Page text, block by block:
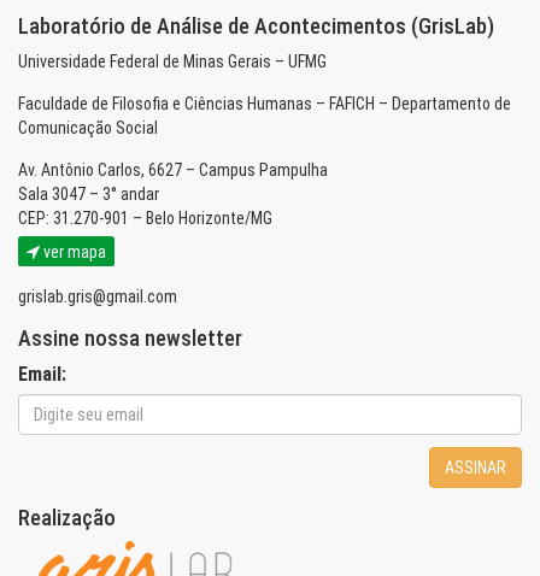
Laboratório de Análise de Acontecimentos (GrisLab)
Universidade Federal de Minas Gerais – UFMG
Faculdade de Filosofia e Ciências Humanas – FAFICH – Departamento de
Comunicação Social
Av. Antônio Carlos, 6627 – Campus Pampulha
Sala 3047 – 3° andar
CEP: 31.270-901 – Belo Horizonte/MG
ver mapa
grislab.gris@gmail.com
Assine nossa newsletter
Email:
ASSINAR
Realização